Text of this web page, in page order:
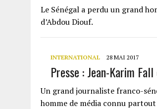
Le Sénégal a perdu un grand
d’Abdou Diouf.
INTERNATIONAL 28 MAI 2017
Presse : Jean-Karim
Un grand journaliste franco-
homme de média connu